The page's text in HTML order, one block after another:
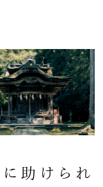
助けられ